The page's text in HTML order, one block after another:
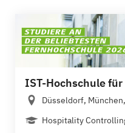
IST-Hochschule
Düsseldorf,
Hospitality